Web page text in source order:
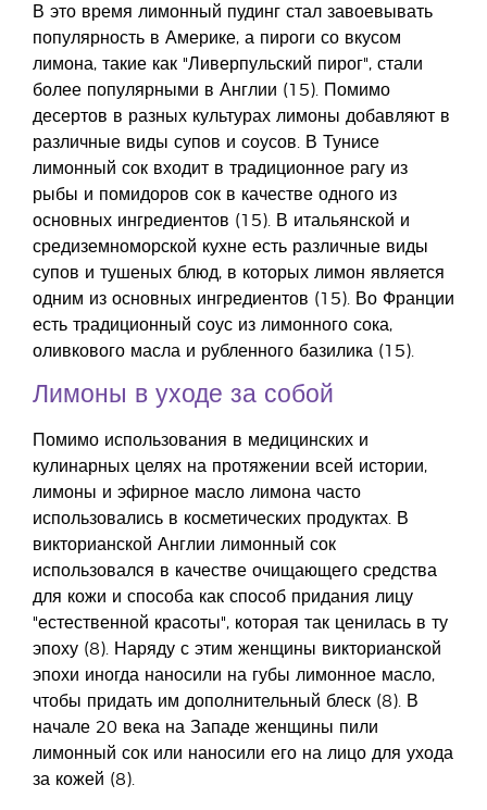
В это время лимонный пудинг стал завоевывать
популярность в Америке, а пироги со вкусом
лимона, такие как "Ливерпульский пирог", стали
более популярными в Англии (15). Помимо
десертов в разных культурах лимоны добавляют в
различные виды супов и соусов. В Тунисе
лимонный сок входит в традиционное рагу из
рыбы и помидоров сок в качестве одного из
основных ингредиентов (15). В итальянской и
средиземноморской кухне есть различные виды
супов и тушеных блюд, в которых лимон является
одним из основных ингредиентов (15). Во Франции
есть традиционный соус из лимонного сока,
оливкового масла и рубленного базилика (15).
Лимоны в уходе за собой
Помимо использования в медицинских и
кулинарных целях на протяжении всей истории,
лимоны и эфирное масло лимона часто
использовались в косметических продуктах. В
викторианской Англии лимонный сок
использовался в качестве очищающего средства
для кожи и способа как способ придания лицу
"естественной красоты", которая так ценилась в ту
эпоху (8). Наряду с этим женщины викторианской
эпохи иногда наносили на губы лимонное масло,
чтобы придать им дополнительный блеск (8). В
начале 20 века на Западе женщины пили
лимонный сок или наносили его на лицо для ухода
за кожей (8).